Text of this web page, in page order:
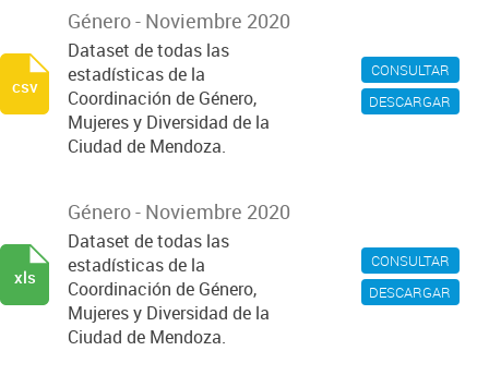
CONSULTAR
DESCARGAR
Género - Noviembre 2020
Dataset de todas las
estadísticas de la
Coordinación de Género,
Mujeres y Diversidad de la
Ciudad de Mendoza.
csv
CONSULTAR
DESCARGAR
Género - Noviembre 2020
Dataset de todas las
estadísticas de la
Coordinación de Género,
Mujeres y Diversidad de la
Ciudad de Mendoza.
xls